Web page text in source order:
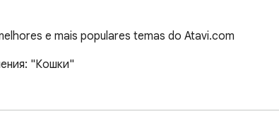
e mais populares temas do Atavi.com
"Кошки"